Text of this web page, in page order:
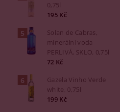
0,75l
195 Kč
Solan de Cabras,
minerální voda
PERLIVÁ, SKLO, 0,75l
72 Kč
Gazela Vinho Verde
white, 0,75l
199 Kč